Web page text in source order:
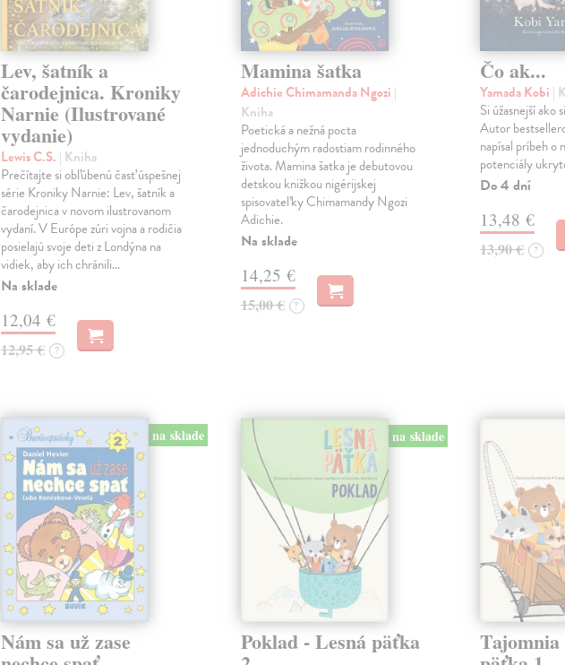
Lev, šatník a
čarodejnica. Kroniky
Narnie (Ilustrované
vydanie)
Lewis C.S. | Kniha
Prečítajte si obľúbenú časť úspešnej
série Kroniky Narnie: Lev, šatník a
čarodejnica v novom ilustrovanom
vydaní. V Európe zúri vojna a rodičia
posielajú svoje deti z Londýna na
vidiek, aby ich chránili…
Na sklade
12,04 €
12,95 € ?
Mamina šatka
Adichie Chimamanda Ngozi |
Kniha
Poetická a nežná pocta
jednoduchým radostiam rodinného
života. Mamina šatka je debutovou
detskou knižkou nigérijskej
spisovateľky Chimamandy Ngozi
Adichie.
Na sklade
14,25 €
15,00 € ?
Čo ak...
Yamada Kobi |
Si úžasnejší ako
Autor
napísal príbeh o
potenciály
Do 4 dní
13,48 €
13,90 € ?
na sklade
Nám sa už zase
na sklade
Poklad - Lesná päťka